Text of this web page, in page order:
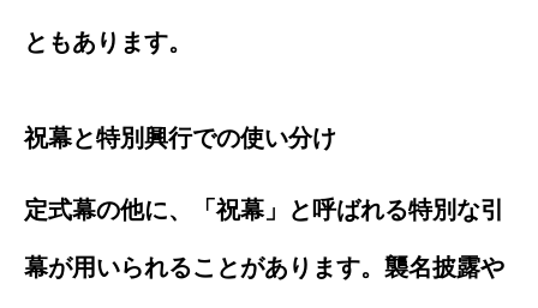
ともあります。
祝幕と特別興行での使い分け
定式幕の他に、「祝幕」と呼ばれる特別な引
幕が用いられることがあります。襲名披露や